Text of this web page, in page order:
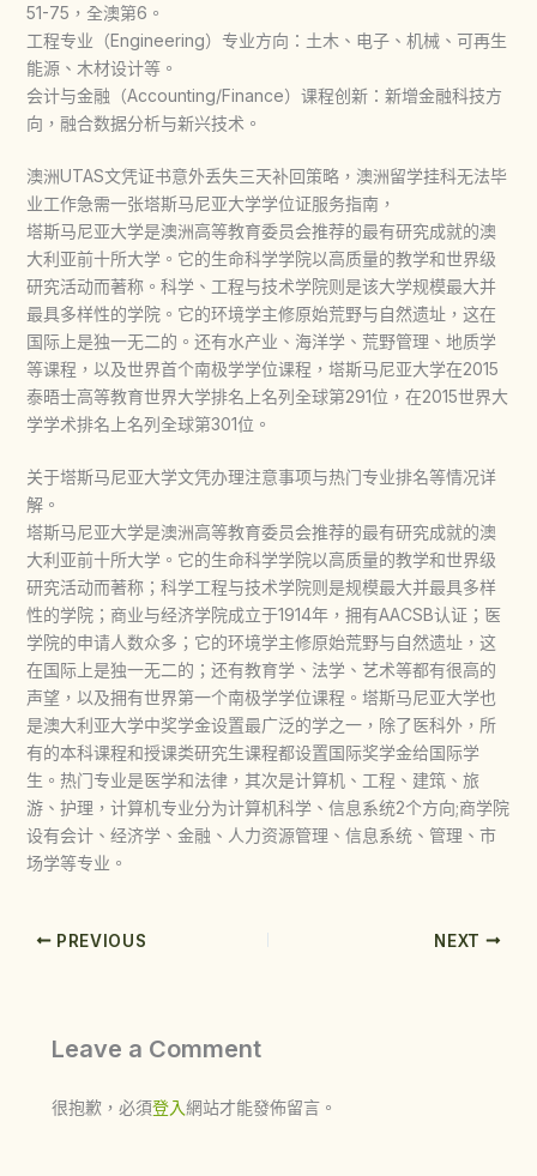
51-75，全澳第6。
工程专业（Engineering）专业方向：土木、电子、机械、可再生
能源、木材设计等。
会计与金融（Accounting/Finance）课程创新：新增金融科技方
向，融合数据分析与新兴技术。
澳洲UTAS文凭证书意外丢失三天补回策略，澳洲留学挂科无法毕
业工作急需一张塔斯马尼亚大学学位证服务指南，
塔斯马尼亚大学是澳洲高等教育委员会推荐的最有研究成就的澳
大利亚前十所大学。它的生命科学学院以高质量的教学和世界级
研究活动而著称。科学、工程与技术学院则是该大学规模最大并
最具多样性的学院。它的环境学主修原始荒野与自然遗址，这在
国际上是独一无二的。还有水产业、海洋学、荒野管理、地质学
等课程，以及世界首个南极学学位课程，塔斯马尼亚大学在2015
泰晤士高等教育世界大学排名上名列全球第291位，在2015世界大
学学术排名上名列全球第301位。
关于塔斯马尼亚大学文凭办理注意事项与热门专业排名等情况详
解。
塔斯马尼亚大学是澳洲高等教育委员会推荐的最有研究成就的澳
大利亚前十所大学。它的生命科学学院以高质量的教学和世界级
研究活动而著称；科学工程与技术学院则是规模最大并最具多样
性的学院；商业与经济学院成立于1914年，拥有AACSB认证；医
学院的申请人数众多；它的环境学主修原始荒野与自然遗址，这
在国际上是独一无二的；还有教育学、法学、艺术等都有很高的
声望，以及拥有世界第一个南极学学位课程。塔斯马尼亚大学也
是澳大利亚大学中奖学金设置最广泛的学之一，除了医科外，所
有的本科课程和授课类研究生课程都设置国际奖学金给国际学
生。热门专业是医学和法律，其次是计算机、工程、建筑、旅
游、护理，计算机专业分为计算机科学、信息系统2个方向;商学院
设有会计、经济学、金融、人力资源管理、信息系统、管理、市
场学等专业。
PREVIOUS NEXT
Leave a Comment
很抱歉，必須登入網站才能發佈留言。